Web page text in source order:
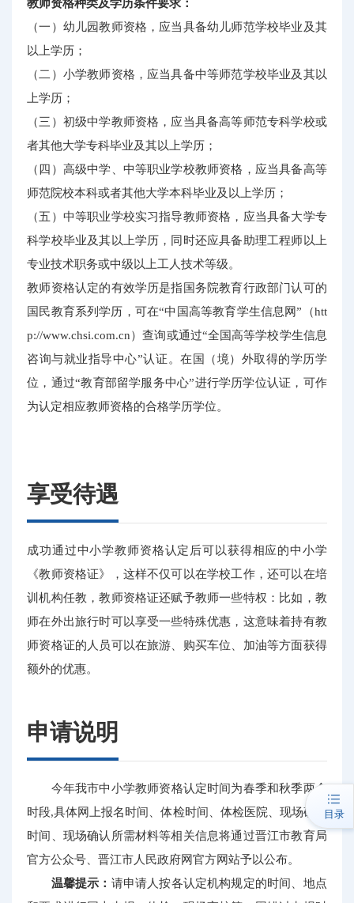
教师资格种类及学历条件要求：
（一）幼儿园教师资格，应当具备幼儿师范学校毕业及其
以上学历；
（二）小学教师资格，应当具备中等师范学校毕业及其以
上学历；
（三）初级中学教师资格，应当具备高等师范专科学校或
者其他大学专科毕业及其以上学历；
（四）高级中学、中等职业学校教师资格，应当具备高等
师范院校本科或者其他大学本科毕业及以上学历；
（五）中等职业学校实习指导教师资格，应当具备大学专
科学校毕业及其以上学历，同时还应具备助理工程师以上
专业技术职务或中级以上工人技术等级。
教师资格认定的有效学历是指国务院教育行政部门认可的
国民教育系列学历，可在“中国高等教育学生信息网”（htt
p://www.chsi.com.cn）查询或通过“全国高等学校学生信息
咨询与就业指导中心”认证。在国（境）外取得的学历学
位，通过“教育部留学服务中心”进行学历学位认证，可作
为认定相应教师资格的合格学历学位。
享受待遇
成功通过中小学教师资格认定后可以获得相应的中小学
《教师资格证》，这样不仅可以在学校工作，还可以在培
训机构任教，教师资格证还赋予教师一些特权：比如，教
师在外出旅行时可以享受一些特殊优惠，这意味着持有教
师资格证的人员可以在旅游、购买车位、加油等方面获得
额外的优惠。
申请说明
今年我市中小学教师资格认定时间为春季和秋季两个
时段,具体网上报名时间、体检时间、体检医院、现场确认
时间、现场确认所需材料等相关信息将通过晋江市教育局
官方公众号、晋江市人民政府网官方网站予以公布。
温馨提示： 请申请人按各认定机构规定的时间、地点
目录